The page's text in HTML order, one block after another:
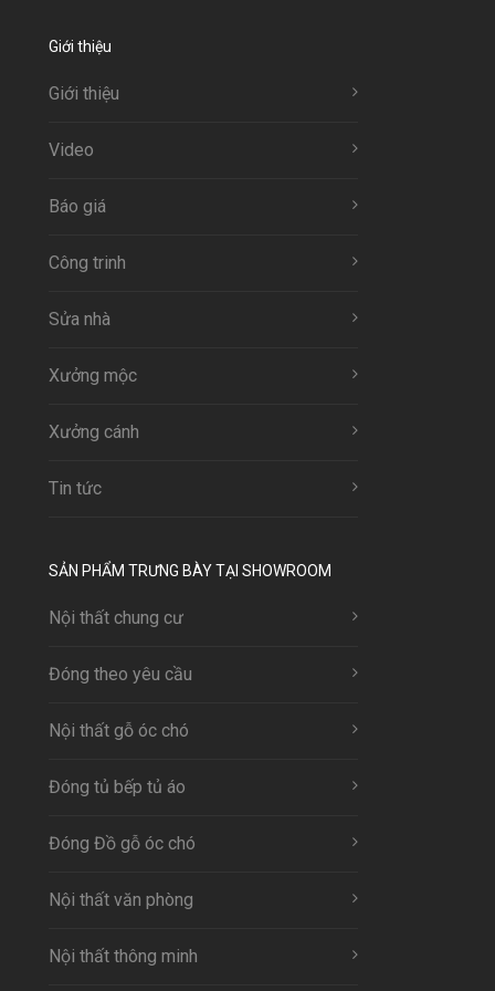
Giới thiệu
Giới thiệu
Video
Báo giá
Công trinh
Sửa nhà
Xưởng mộc
Xưởng cánh
Tin tức
SẢN PHẨM TRƯNG BÀY TẠI SHOWROOM
Nội thất chung cư
Đóng theo yêu cầu
Nội thất gỗ óc chó
Đóng tủ bếp tủ áo
Đóng Đồ gỗ óc chó
Nội thất văn phòng
Nội thất thông minh